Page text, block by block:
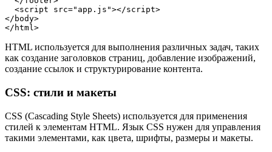
  <script src="app.js"></script>
</body>
</html>
HTML используется для выполнения различных задач, таких
как создание заголовков страниц, добавление изображений,
создание ссылок и структурирование контента.
CSS: стили и макеты
CSS (Cascading Style Sheets) используется для применения
стилей к элементам HTML. Язык CSS нужен для управления
такими элементами, как цвета, шрифты, размеры и макеты.